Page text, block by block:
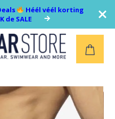
Héél véél korting
de SALE